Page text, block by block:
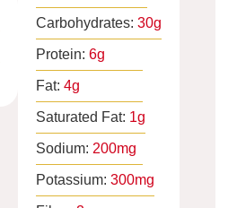
Carbohydrates: 30g
Protein: 6g
Fat: 4g
Saturated Fat: 1g
Sodium: 200mg
Potassium: 300mg